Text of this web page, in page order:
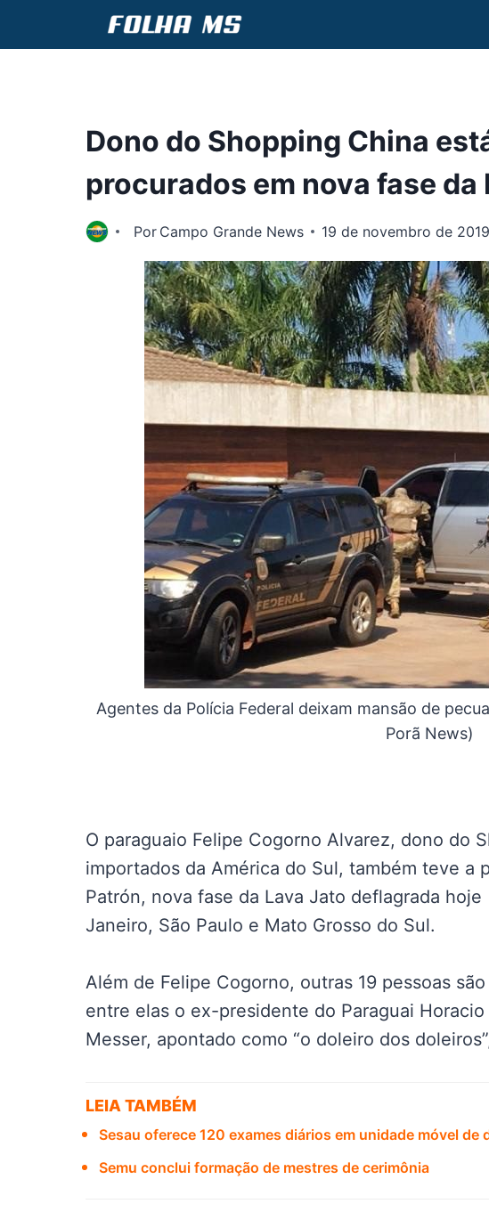
Dono do Shopping China
procurados em nova fase da
Por Campo Grande News 19 de novembro de 2019
Agentes da Polícia Federal deixam mansão de
Porã News)
O paraguaio Felipe Cogorno Alvarez, dono do
importados da América do Sul, também teve a
Patrón, nova fase da Lava Jato deflagrada
Janeiro, São Paulo e Mato Grosso do Sul.
Além de Felipe Cogorno, outras 19 pessoas
entre elas o ex-presidente do Paraguai
Messer, apontado como “o doleiro dos
LEIA TAMBÉM
Sesau oferece 120 exames diários em unidade móvel de
Semu conclui formação de mestres de cerimônia